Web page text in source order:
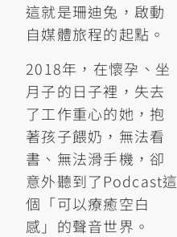
這就是珊迪兔，啟動
自媒體旅程的起點。
2018年，在懷孕、坐
月子的日子裡，失去
了工作重心的她，抱
著孩子餵奶，無法看
書、無法滑手機，卻
意外聽到了Podcast這
個「可以療癒空白
感」的聲音世界。